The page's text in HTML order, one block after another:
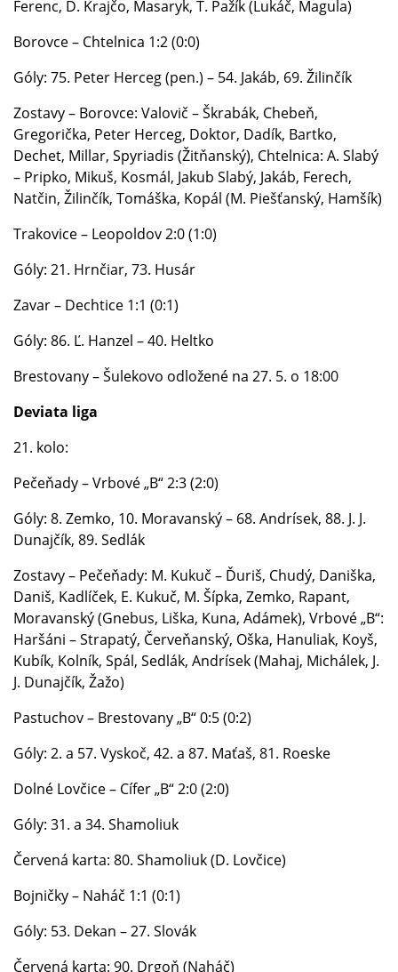
Ferenc, D. Krajčo, Masaryk, T. Pažík (Lukáč, Magula)
Borovce – Chtelnica 1:2 (0:0)
Góly: 75. Peter Herceg (pen.) – 54. Jakáb, 69. Žilinčík
Zostavy – Borovce: Valovič – Škrabák, Chebeň,
Gregorička, Peter Herceg, Doktor, Dadík, Bartko,
Dechet, Millar, Spyriadis (Žitňanský), Chtelnica: A. Slabý
– Pripko, Mikuš, Kosmál, Jakub Slabý, Jakáb, Ferech,
Natčin, Žilinčík, Tomáška, Kopál (M. Piešťanský, Hamšík)
Trakovice – Leopoldov 2:0 (1:0)
Góly: 21. Hrnčiar, 73. Husár
Zavar – Dechtice 1:1 (0:1)
Góly: 86. Ľ. Hanzel – 40. Heltko
Brestovany – Šulekovo odložené na 27. 5. o 18:00
Deviata liga
21. kolo:
Pečeňady – Vrbové „B“ 2:3 (2:0)
Góly: 8. Zemko, 10. Moravanský – 68. Andrísek, 88. J. J.
Dunajčík, 89. Sedlák
Zostavy – Pečeňady: M. Kukuč – Ďuriš, Chudý, Daniška,
Daniš, Kadlíček, E. Kukuč, M. Šípka, Zemko, Rapant,
Moravanský (Gnebus, Liška, Kuna, Adámek), Vrbové „B“:
Haršáni – Strapatý, Červeňanský, Oška, Hanuliak, Koyš,
Kubík, Kolník, Spál, Sedlák, Andrísek (Mahaj, Michálek, J.
J. Dunajčík, Žažo)
Pastuchov – Brestovany „B“ 0:5 (0:2)
Góly: 2. a 57. Vyskoč, 42. a 87. Maťaš, 81. Roeske
Dolné Lovčice – Cífer „B“ 2:0 (2:0)
Góly: 31. a 34. Shamoliuk
Červená karta: 80. Shamoliuk (D. Lovčice)
Bojničky – Naháč 1:1 (0:1)
Góly: 53. Dekan – 27. Slovák
Červená karta: 90. Drgoň (Naháč)